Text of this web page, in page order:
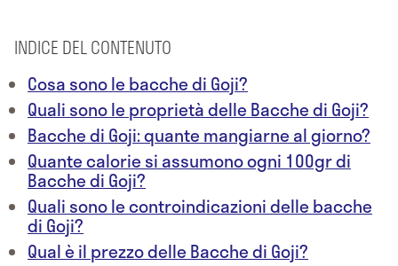
INDICE DEL CONTENUTO
Cosa sono le bacche di Goji?
Quali sono le proprietà delle Bacche di Goji?
Bacche di Goji: quante mangiarne al giorno?
Quante calorie si assumono ogni 100gr di
Bacche di Goji?
Quali sono le controindicazioni delle bacche
di Goji?
Qual è il prezzo delle Bacche di Goji?